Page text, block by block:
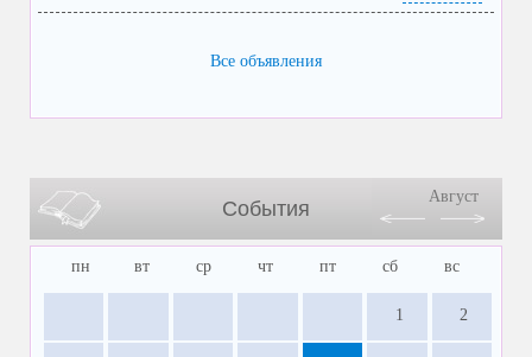
Все объявления
События
Август
пн вт ср чт пт сб вс
1 2